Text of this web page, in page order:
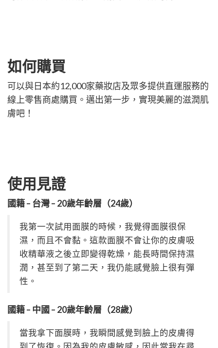
如何購買
可以與日本約12,000家藥妝店及眾多提供直運服務的
線上零售商處購買。邁出第一步，實現美麗的滋潤肌
膚吧！
使用見證
國籍 – 台灣 – 20歲年齡層（24歲）
我第一次試用面膜的時候，我覺得面膜很保
濕，而且不會黏。這款面膜不會让你的皮膚吸
收精華液之後立即變得乾燥，能長時間保持濕
潤，甚至到了第二天，我仍能感覺臉上很有彈
性。
國籍 – 中國 – 20歲年齡層（28歲）
當我拿下面膜時，我瞬間感覺到臉上的皮膚得